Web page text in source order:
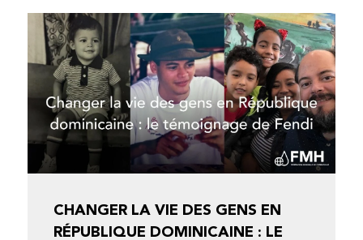
CHANGER LA VIE DES GENS EN
RÉPUBLIQUE DOMINICAINE : LE